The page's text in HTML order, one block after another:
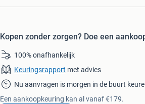
Kopen zonder zorgen? Doe een
100% onafhankelijk
Keuringsrapport met advies
Nu aanvragen is morgen in de buurt
Een aankoopkeuring kan al vanaf €179.